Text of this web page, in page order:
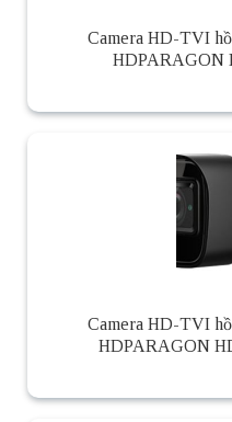
Camera HD-TVI
HDPARAGON
Camera HD-TVI
HDPARAGON